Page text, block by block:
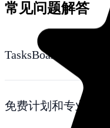
常见问题解答
TasksBoard 真的是
免费计划和专业计